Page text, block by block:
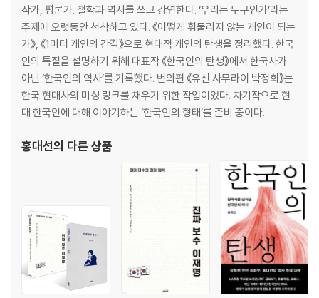
간다 / 승리와 멸망 사이 / 통치권의 행방 / 무사와 지사 / 지사, 탐미적인
사대부 / 벼락치기 근대국가 / 자기 파괴적 동력으로서의 유신
4장 팽창: 전쟁중독
조선의 유신 지사 김옥균 / 유신, 양무운동에 승리하다 / 그레이트 게임과
일본 / 뤼순의 떼죽음 / 피의 일요일과 인신공양의 승리 / 전쟁의 승패를 가
5장 폭주: 정결한 세계를 지키는 야만
광무개혁과 대한제국의 죽음 / 한반도의 쌀을 탐낸 일본 / 이중수탈, 일본
인 수탈을 위한 조선인 수탈 / 국가의 소유권자 / 다이쇼 데모크라시 / 민주
주의와 민폰슈기 / 일본의 기사회생 / 중심 세계 일본의 원죄와 야만 / 국민
을 삼킨 유신
6장 광기: 순수의 시대
작가, 평론가. 철학과 역사를 쓰고 강연한다. ‘우리는 누구인가’라는
주제에 오랫동안 천착하고 있다. 《어떻게 휘둘리지 않는 개인이 되는
가》, 《1미터 개인의 간격》으로 현대적 개인의 탄생을 정리했다. 한국
인의 특질을 설명하기 위해 대표작 《한국인의 탄생》에서 한국사가
아닌 ‘한국인의 역사’를 기록했다. 번외편 《유신 사무라이 박정희》는
한국 현대사의 미싱 링크를 채우기 위한 작업이었다. 차기작으로 현
대 한국인에 대해 이야기하는 ‘한국인의 형태’를 준비 중이다.
홍대선의 다른 상품